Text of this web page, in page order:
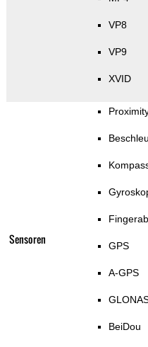
VP8
VP9
XVID
Sensoren GPS
A-GPS
BeiDou